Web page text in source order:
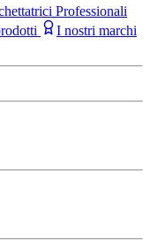
Professionali
I nostri marchi